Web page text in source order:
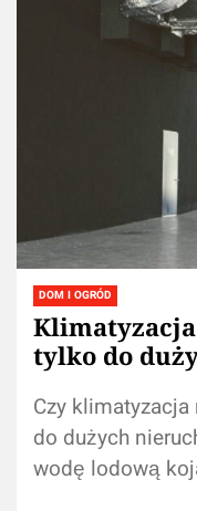
DOM I OGRÓD
tylko do
Czy
do dużych
wodę lodową